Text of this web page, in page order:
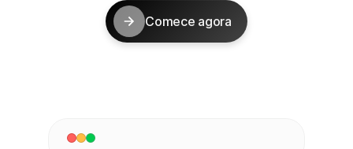
Comece agora